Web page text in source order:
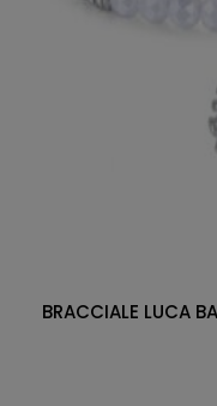
BRACCIALE LUCA